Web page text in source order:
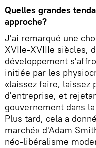
Quelles grandes
approche?
J'ai remarqué une
XVIIe-XVIIIe siècles,
développement
initiée par les
«laissez faire, laissez
d'entreprise, et
gouvernement dans
Plus tard, cela a
marché» d'Adam
néo-libéralisme